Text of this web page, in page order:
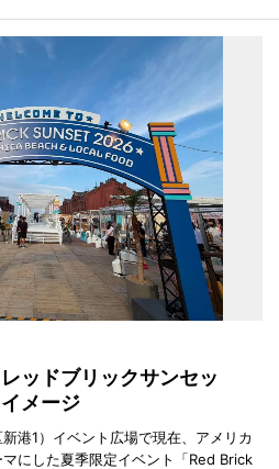
ッドブリックサンセッ
メージ
港1）イベント広場で現在、アメリカ
にした夏季限定イベント「Red Brick